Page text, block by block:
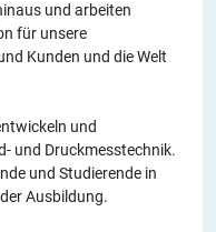
und arbeiten
für unsere
Kunden und die Welt
und
und Druckmesstechnik.
und Studierende in
Ausbildung.